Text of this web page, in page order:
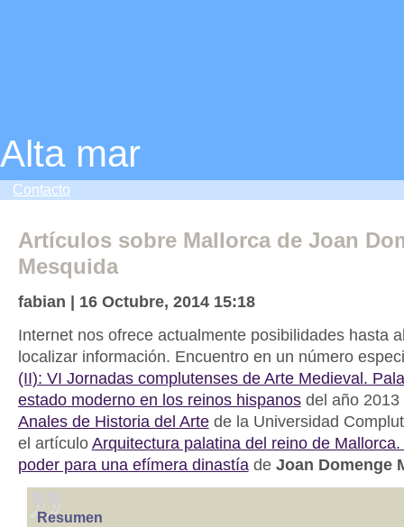
Alta mar
Contacto
Artículos sobre Mallorca de Joan
Mesquida
fabian | 16 Octubre, 2014 15:18
Internet nos ofrece actualmente posibilidades hasta
localizar información. Encuentro en un número
(II): VI Jornadas complutenses de Arte Medieval.
estado moderno en los reinos hispanosdel año 2013
Anales de Historia del Artede la Universidad
el artículoArquitectura palatina del reino de
poder para una efímera dinastíade Joan Domenge
Resumen